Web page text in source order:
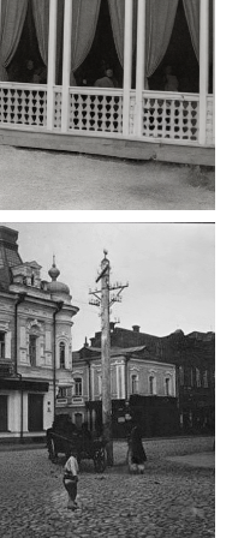
1947
Фото Житомир (1945-
Leave a comment